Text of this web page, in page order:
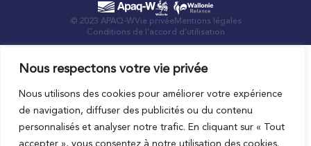
Nous respectons votre vie privée
Nous utilisons des cookies pour améliorer votre expérience
de navigation, diffuser des publicités ou du contenu
personnalisés et analyser notre trafic. En cliquant sur « Tout
accepter », vous consentez à notre utilisation des cookies.
© 2023 APAQ-WVie privée Mentions légales
Conditions de l’accord d’utilisation